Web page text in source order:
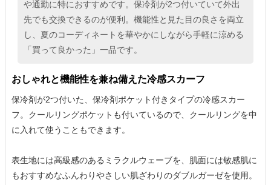
や通勤に特におすすめです。保冷剤が2つ付いていて外出
先でも交換できるのが便利。機能性と見た目の良さを両立
し、夏のコーディネートを華やかにしながら手軽に涼める
「買って良かった」一品です。
おしゃれと機能性を兼ね備えた冷感スカーフ
保冷剤が2つ付いた、保冷剤ポケット付きタイプの冷感スカー
フ。クールリングポケットも付いているので、クールリングを中
に入れて使うこともできます。
表生地には高級感のあるミラクルウェーブを、肌面には敏感肌に
もおすすめなふんわりやさしい肌ざわりのダブルガーゼを使用。